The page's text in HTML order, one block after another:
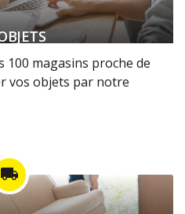
100 magasins proche de
vos objets par notre
local_shipping